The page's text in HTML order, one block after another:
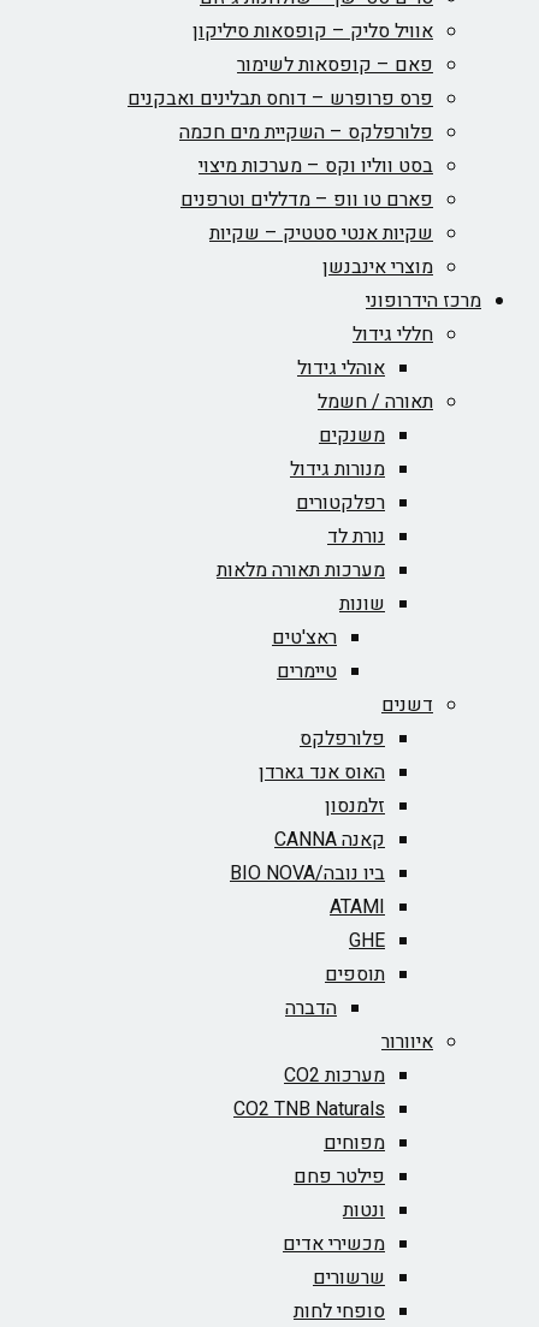
אוויל סליק – קופסאות סיליקון
פאם – קופסאות לשימור
פרס פרופרש – דוחס תבלינים ואבקנים
פלורפלקס – השקיית מים חכמה
בסט ווליו וקס – מערכות מיצוי
פארם טו וופ – מדללים וטרפנים
שקיות אנטי סטטיק – שקיות
מוצרי אינבנשן
מרכז הידרופוני
חללי גידול
אוהלי גידול
תאורה / חשמל
משנקים
מנורות גידול
רפלקטורים
נורת לד
מערכות תאורה מלאות
שונות
ראצ'טים
טיימרים
דשנים
פלורפלקס
האוס אנד גארדן
זלמנסון
קאנה CANNA
ביו נובה/BIO NOVA‏
ATAMI
GHE
תוספים
הדברה
איוורור
מערכות CO2
CO2 TNB Naturals
מפוחים
פילטר פחם
ונטות
מכשירי אדים
שרשורים
סופחי לחות